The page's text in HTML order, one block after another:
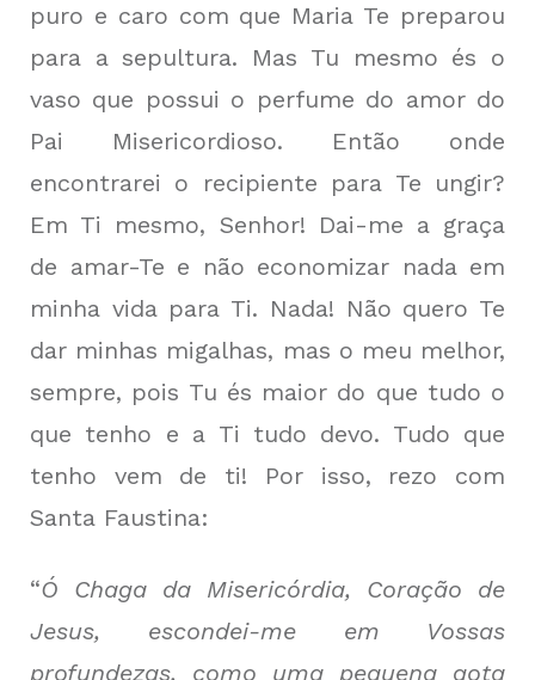
puro e caro com que Maria Te preparou
para a sepultura. Mas Tu mesmo és o
vaso que possui o perfume do amor do
Pai Misericordioso. Então onde
encontrarei o recipiente para Te ungir?
Em Ti mesmo, Senhor! Dai-me a graça
de amar-Te e não economizar nada em
minha vida para Ti. Nada! Não quero Te
dar minhas migalhas, mas o meu melhor,
sempre, pois Tu és maior do que tudo o
que tenho e a Ti tudo devo. Tudo que
tenho vem de ti! Por isso, rezo com
Santa Faustina:
“Ó Chaga da Misericórdia, Coração de
Jesus, escondei-me em Vossas
profundezas, como uma pequena gota